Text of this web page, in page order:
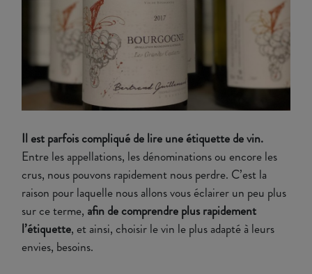
Il est parfois compliqué de lire une étiquette de vin.
Entre les appellations, les dénominations ou encore les
crus, nous pouvons rapidement nous perdre. C’est la
raison pour laquelle nous allons vous éclairer un peu plus
sur ce terme, afin de comprendre plus rapidement
l’étiquette, et ainsi, choisir le vin le plus adapté à leurs
envies, besoins.